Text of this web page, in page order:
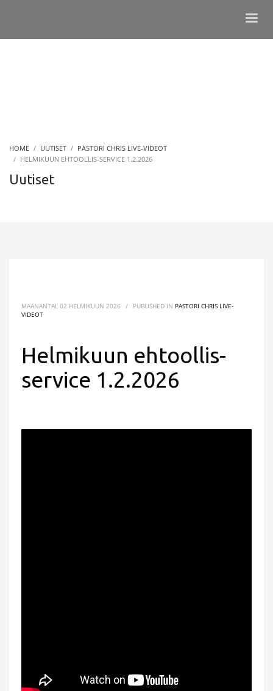
HOME UUTISET
PASTORI CHRIS LIVE-VIDEOT
HELMIKUUN EHTOOLLIS-SERVICE 1.2.2026
Uutiset
MAANANTAI, 02 HELMIKUUN 2026 / PUBLISHED IN PASTORI CHRIS LIVE-
VIDEOT
Helmikuun ehtoollis-
service 1.2.2026